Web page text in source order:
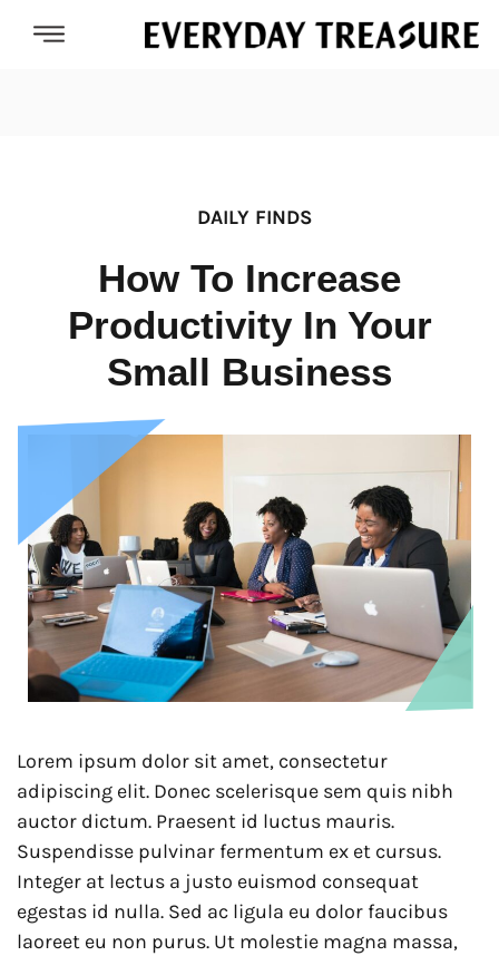
DAILY FINDS
How To Increase
Productivity In Your
Small Business
Lorem ipsum dolor sit amet, consectetur
adipiscing elit. Donec scelerisque sem quis nibh
auctor dictum. Praesent id luctus mauris.
Suspendisse pulvinar fermentum ex et cursus.
Integer at lectus a justo euismod consequat
egestas id nulla. Sed ac ligula eu dolor faucibus
laoreet eu non purus. Ut molestie magna massa,